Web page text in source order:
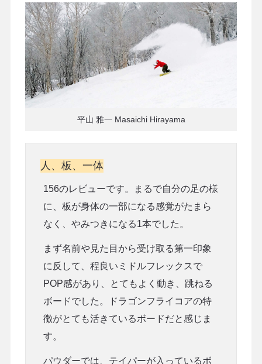
平山 雅一 Masaichi Hirayama
人、板、一体
156のレビューです。まるで自分の足の様
に、板が身体の一部になる感覚がたまら
なく、やみつきになる1本でした。
まず名前や見た目から受け取る第一印象
に反して、程良いミドルフレックスで
POP感があり、とてもよく動き、跳ねる
ボードでした。ドラゴンフライコアの特
徴がとても活きているボードだと感じま
す。
パウダーでは、テイパーが入っているボ